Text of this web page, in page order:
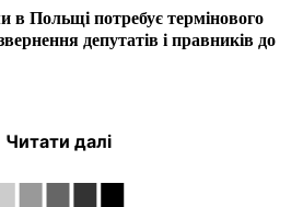
в Польщі потребує термінового
депутатів і правників до
Читати далі